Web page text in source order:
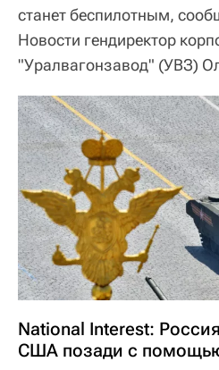
станет беспилотным,
Новости гендиректор
"Уралвагонзавод" (УВЗ)
National Interest:
США позади с